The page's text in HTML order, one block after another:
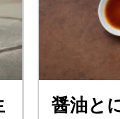
醤油と